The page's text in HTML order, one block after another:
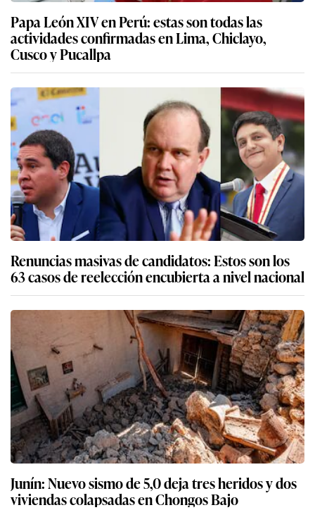
Papa León XIV en Perú: estas son todas las
actividades confirmadas en Lima, Chiclayo,
Cusco y Pucallpa
Renuncias masivas de candidatos: Estos son los
63 casos de reelección encubierta a nivel nacional
Junín: Nuevo sismo de 5,0 deja tres heridos y dos
viviendas colapsadas en Chongos Bajo